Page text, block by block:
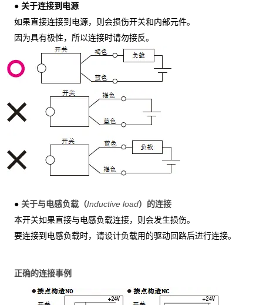
● 关于连接到电源
如果直接连接到电源，则会损伤开关和内部元件。
因为具有极性，所以连接时请勿接反。
● 关于与电感负载（Inductive load）的连接
本开关如果直接与电感负载连接，则会发生损伤。
要连接到电感负载时，请设计负载用的驱动回路后进行连接。
正确的连接事例